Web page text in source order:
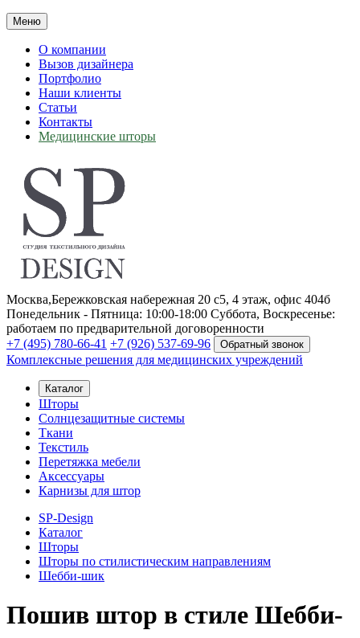
Меню
О компании
Вызов дизайнера
Портфолио
Наши клиенты
Статьи
Контакты
Медицинские шторы
Москва,Бережковская набережная 20 с5, 4 этаж, офис 404б
Понедельник - Пятница: 10:00-18:00 Суббота, Воскресенье:
работаем по предварительной договоренности
+7 (495) 780-66-41 +7 (926) 537-69-96 Обратный звонок
Комплексные решения для медицинских учреждений
Каталог
Шторы
Солнцезащитные системы
Ткани
Текстиль
Перетяжка мебели
Аксессуары
Карнизы для штор
SP-Design
Каталог
Шторы
Шторы по стилистическим направлениям
Шебби-шик
Пошив штор в стиле Шебби-